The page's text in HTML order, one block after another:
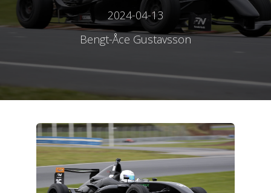
2024-04-13
Bengt-Åce Gustavsson